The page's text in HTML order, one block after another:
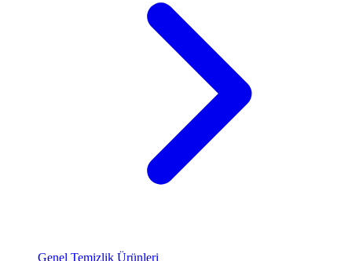
Genel Temizlik Ürünleri